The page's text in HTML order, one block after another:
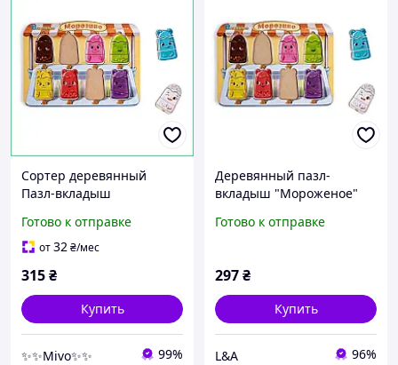
Сортер деревянный
Пазл-вкладыш
Ubumblebees
Развивающая игра
цвета
Готово к отправке
от32₴/мес
315₴
Купить
✨✨Mivo✨✨ 99%
Деревянный пазл-
вкладыш "Мороженое"
PSD076 сортер
Готово к отправке
297₴
Купить
L&A 96%